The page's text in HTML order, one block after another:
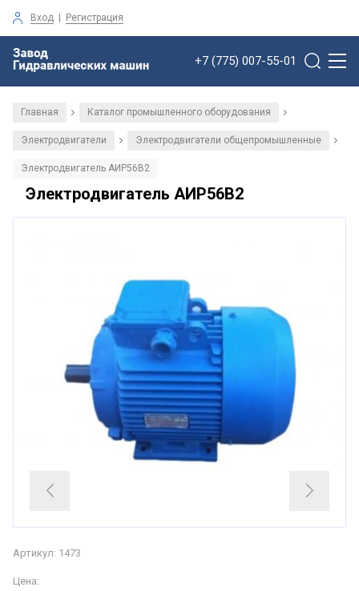
Вход | Регистрация
+7 (775) 007-55-01
Главная / Каталог промышленного оборудования /
Электродвигатели / Электродвигатели общепромышленные /
Электродвигатель АИР56В2
Электродвигатель АИР56В2
Артикул: 1473
Цена: